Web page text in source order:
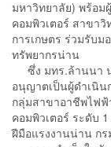
มหาวิทยาลัย) พร้อม
คอมพิวเตอร์ สาขา
การเกษตร ร่วมรับ
ทรัพยากรน่าน
ซึ่ง มทร.ล้านนา น่
อนุญาตเป็นผู้ดำเนิน
กลุ่มสาขาอาชีพไฟฟ้
คอมพิวเตอร์ ระดับ
ฝีมือแรงงานน่าน ก